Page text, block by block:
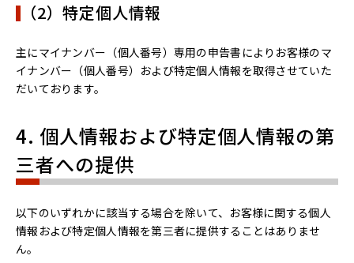
（2）特定個人情報
主にマイナンバー（個人番号）専用の申告書によりお客様のマ
イナンバー（個人番号）および特定個人情報を取得させていた
だいております。
4. 個人情報および特定個人情報の第
三者への提供
以下のいずれかに該当する場合を除いて、お客様に関する個人
情報および特定個人情報を第三者に提供することはありませ
ん。